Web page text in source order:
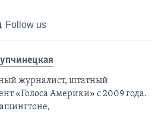
Follow us
журналист, штатный
«Голоса Америки» с 2009 года.